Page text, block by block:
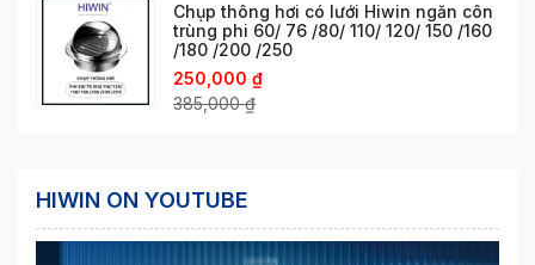
Chụp thông hơi có lưới Hiwin ngăn côn
trùng phi 60/ 76 /80/ 110/ 120/ 150 /160
/180 /200 /250
250,000 ₫
385,000₫
HIWIN ON YOUTUBE